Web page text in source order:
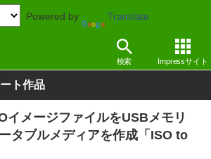
Powered by Translate
検索 Impressサイト
ト作品
イメージファイルをUSBメモリ
タブルメディアを作成「ISO to